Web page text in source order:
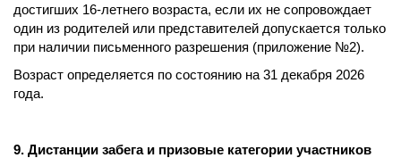
достигших 16-летнего возраста, если их не сопровождает
один из родителей или представителей допускается только
при наличии письменного разрешения (приложение №2).
Возраст определяется по состоянию на 31 декабря 2026
года.
9. Дистанции забега и призовые категории участников